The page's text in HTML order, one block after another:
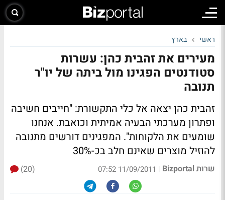
ראשי בארץ
מעירים את זהבית כהן: עשרות
סטודנטים הפגינו מול ביתה של יו"ר
תנובה
זהבית כהן יצאה אל כלי התקשורת: "חייבים חשיבה
ופתרון מערכתי הבעיה אמיתית וכואבת. אנחנו
שומעים את הלקוחות". המפגינים דורשים מתנובה
להוזיל מוצרים שאינם חלב בכ-30%
שרות Bizportal |
11/09/2011 07:52
(20)